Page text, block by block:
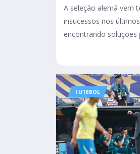
A seleção alemã vem
insucessos nos
encontrando soluções
FUTEBOL